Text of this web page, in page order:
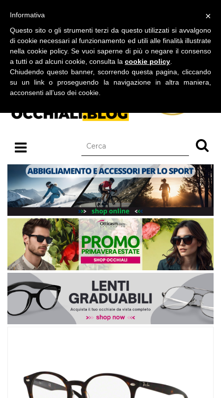
BLOG SU OCCHIALI DA SOLE E OCCHIALI DA VISTA
×
Informativa
Questo sito o gli strumenti terzi da questo utilizzati si avvalgono
di cookie necessari al funzionamento ed utili alle finalità illustrate
nella cookie policy. Se vuoi saperne di più o negare il consenso
a tutti o ad alcuni cookie, consulta la cookie policy
Chiudendo questo banner, scorrendo questa pagina, cliccando
su un link o proseguendo la navigazione in altra maniera,
acconsenti all’uso dei cookie.